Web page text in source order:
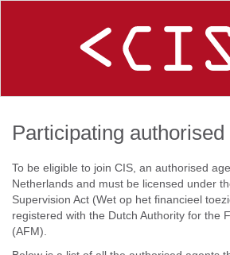
Participating authorised
To be eligible to join CIS, an authorised
Netherlands and must be licensed under
Supervision Act (Wet op het financieel
registered with the Dutch Authority for the
(AFM).